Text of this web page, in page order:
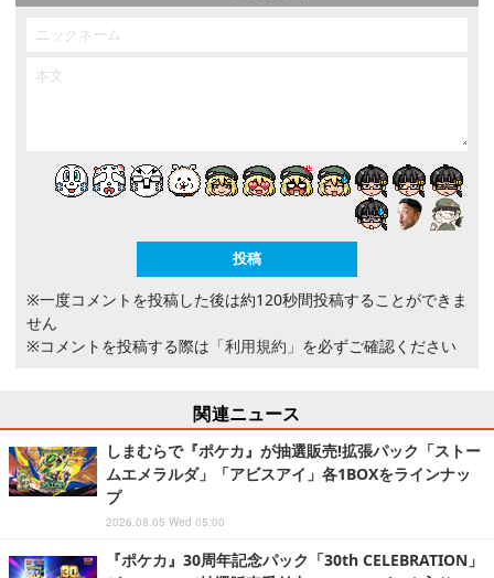
※一度コメントを投稿した後は約120秒間投稿することができま
せん
※コメントを投稿する際は 「利用規約」 を必ずご確認ください
関連ニュース
しまむらで『ポケカ』が抽選販売!拡張パック「ストー
ムエメラルダ」「アビスアイ」各1BOXをラインナッ
プ
2026.08.05 Wed 05:00
『ポケカ』30周年記念パック「30th CELEBRATION」